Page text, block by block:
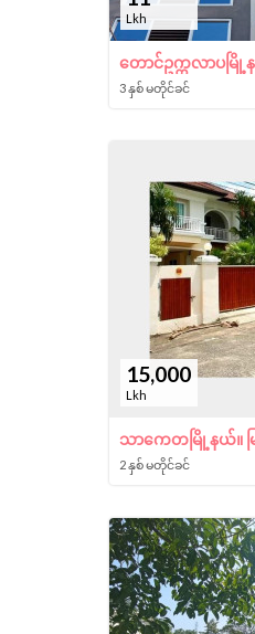
Lkh
တောင်ဥက္ကလာပမ
3 နှစ် မတိုင်ခင်
15,000
Lkh
2 နှစ် မတိုင်ခင်